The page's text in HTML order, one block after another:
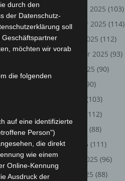
Dezember 2025 (103)
November 2025 (114)
Oktober 2025 (112)
September 2025 (93)
August 2025 (90)
(90)
(103)
(112)
April 2025
(88)
März 2025 (111)
Februar 2025 (96)
Januar 2025 (88)
durch den
der Datenschutz-
soll
möchten wir vorab
die folgenden
auf eine identifizierte
Person")
die direkt
wie einem
Online-Kennung
Ausdruck der